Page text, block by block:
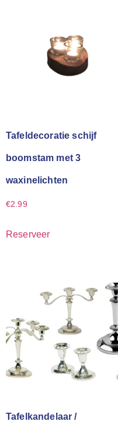
Tafeldecoratie schijf
boomstam met 3
waxinelichten
€2.99
Reserveer
Tafelkandelaar /